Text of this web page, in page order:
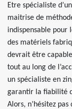
Etre spécialiste
maitrise de
indispensable pour
des matériels
devrait être
tout au long de
un spécialiste en
garantir la fiabilité
Alors, n’hésitez